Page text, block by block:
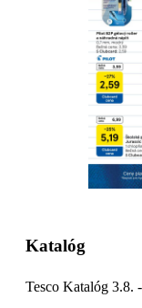
Katalóg
Tesco Katalóg 3.8.